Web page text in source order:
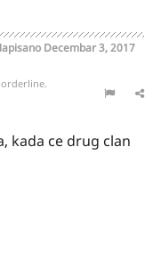
Decembar 3, 2017
kada ce drug clan